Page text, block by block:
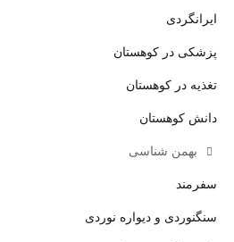
ایرانگردی
پزشکی در کوهستان
تغذیه در کوهستان
دانش کوهستان
بهمن شناسی
سفرمند
سنگنوردی و دیواره نوردی